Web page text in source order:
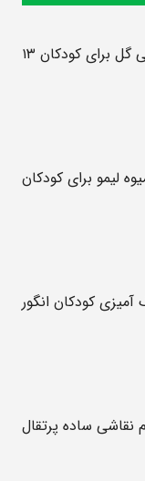
گل برای کودکان ۱۳
لیمو برای کودکان
کودکان انگور
نقاشی ساده پرتقال